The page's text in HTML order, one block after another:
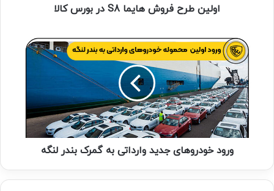
اولین طرح فروش هایما S8 در بورس کالا
ورود خودروهای جدید وارداتی به گمرک بندر لنگه